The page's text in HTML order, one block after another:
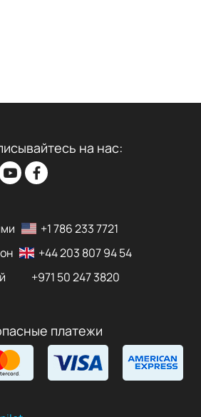
на нас:
+1 786 233 7721
+44 203 807 94 54
+971 50 247 3820
платежи